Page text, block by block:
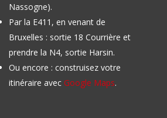
Nassogne).
Par la E411, en venant de
Bruxelles : sortie 18 Courrière et
prendre la N4, sortie Harsin.
Ou encore : construisez votre
itinéraire avec Google Maps.